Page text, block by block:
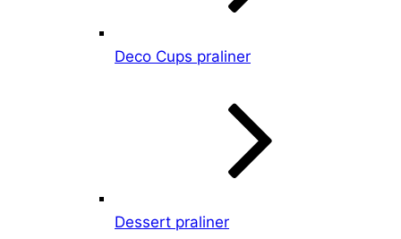
Deco Cups praliner
Dessert praliner